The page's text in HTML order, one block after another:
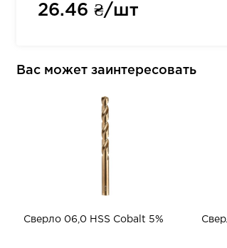
26.46 ₴/шт
Вас может заинтересовать
Сверло 06,0 HSS Cobalt 5%